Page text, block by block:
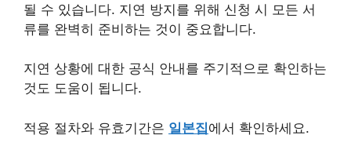
될 수 있습니다. 지연 방지를 위해 신청 시 모든 서
류를 완벽히 준비하는 것이 중요합니다.
지연 상황에 대한 공식 안내를 주기적으로 확인하는
것도 도움이 됩니다.
적용 절차와 유효기간은 일본집에서 확인하세요.